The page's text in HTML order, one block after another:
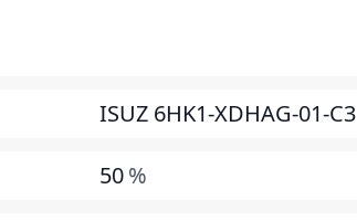
ISUZ 6HK1-XDHAG-01-C3
50%